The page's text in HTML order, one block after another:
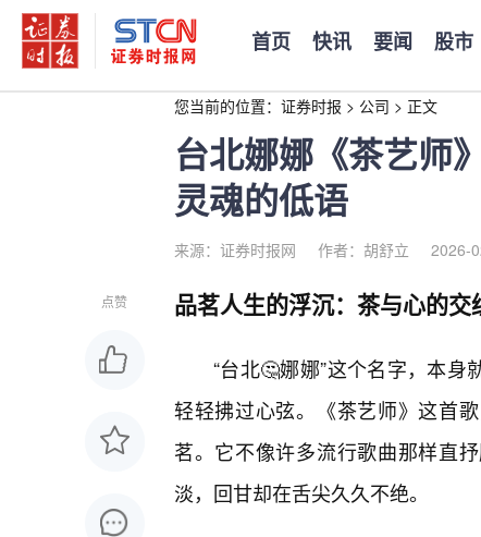
首页 快讯 要闻 股市
您当前的位置： 证券时报 > 公司 > 正文
台北娜娜《茶艺师
灵魂的低语
来源：证券时报网 作者：胡舒立 2026-
点赞 品茗人生的浮沉：茶与心的交
“台北🤔娜娜”这个名字，本身
轻轻拂过心弦。《茶艺师》这首
茗。它不像许多流行歌曲那样直
淡，回甘却在舌尖久久不绝。